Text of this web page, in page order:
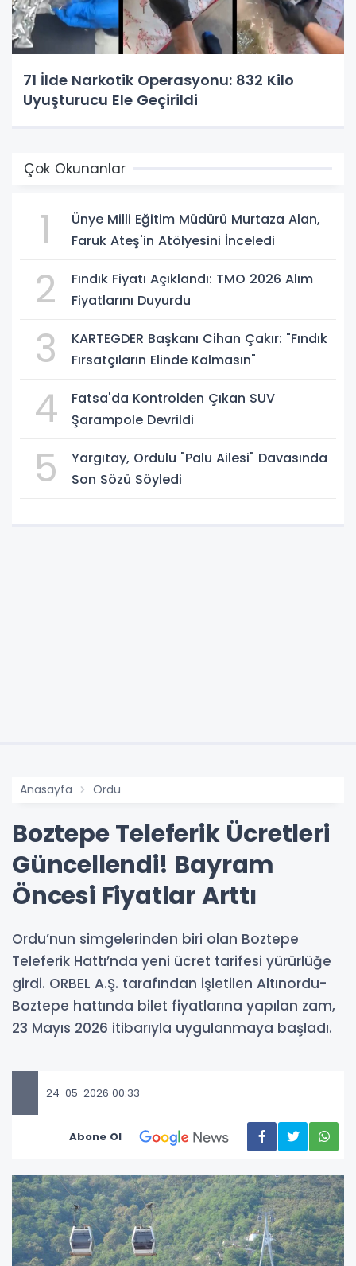
71 İlde Narkotik Operasyonu: 832 Kilo
Uyuşturucu Ele Geçirildi
Çok Okunanlar
1
Ünye Milli Eğitim Müdürü Murtaza Alan,
Faruk Ateş'in Atölyesini İnceledi
2
Fındık Fiyatı Açıklandı: TMO 2026 Alım
Fiyatlarını Duyurdu
3
KARTEGDER Başkanı Cihan Çakır: "Fındık
Fırsatçıların Elinde Kalmasın"
4
Fatsa'da Kontrolden Çıkan SUV
Şarampole Devrildi
5
Yargıtay, Ordulu "Palu Ailesi" Davasında
Son Sözü Söyledi
Anasayfa Ordu
Boztepe Teleferik Ücretleri
Güncellendi! Bayram
Öncesi Fiyatlar Arttı
Ordu’nun simgelerinden biri olan Boztepe
Teleferik Hattı’nda yeni ücret tarifesi yürürlüğe
girdi. ORBEL A.Ş. tarafından işletilen Altınordu-
Boztepe hattında bilet fiyatlarına yapılan zam,
23 Mayıs 2026 itibarıyla uygulanmaya başladı.
24-05-2026 00:33
Abone Ol